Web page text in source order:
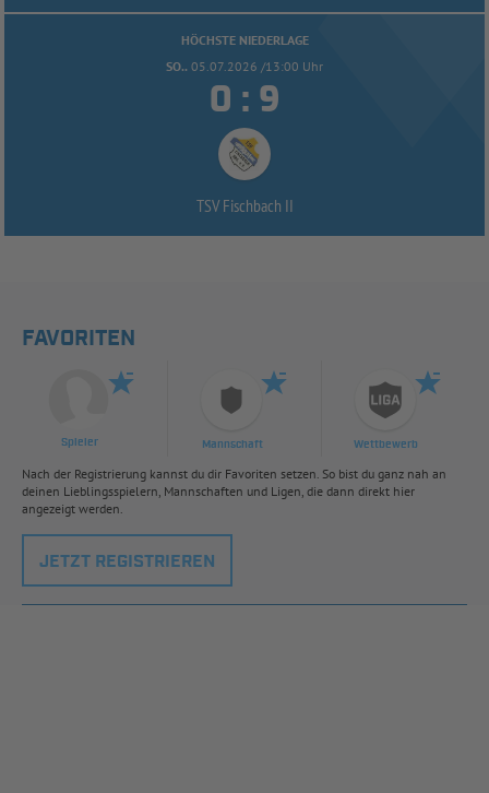
HÖCHSTE NIEDERLAGE
SO.. 05.07.2026 /13:00 Uhr
 : 
TSV Fischbach II
FAVORITEN
Spieler Mannschaft Wettbewerb
Nach der Registrierung kannst du dir Favoriten setzen. So bist du ganz nah an
deinen Lieblingsspielern, Mannschaften und Ligen, die dann direkt hier
angezeigt werden.
JETZT REGISTRIEREN